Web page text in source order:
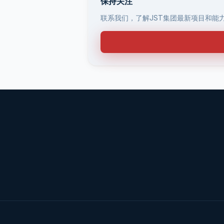
联系我们，了解JST集团最新项目和能